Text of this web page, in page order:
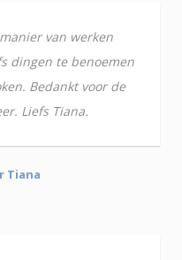
van werken
dingen te benoemen
Bedankt voor de
Liefs Tiana.
Tiana